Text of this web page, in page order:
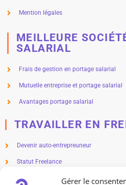
Gérer le
Mention légales
MEILLEURE
SALARIAL
Frais de gestion en portage salarial
Mutuelle entreprise et portage salarial
Avantages portage salarial
TRAVAILLER EN
Devenir auto-entrepreuneur
Statut Freelance
Métier en freelance